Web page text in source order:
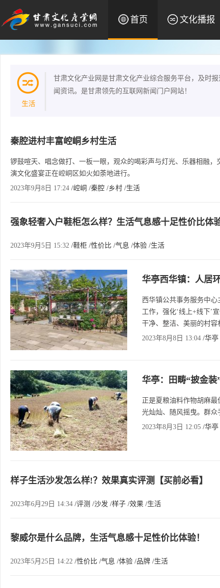
首页 文化播报
生活
甘肃文化产业网是甘肃文化产业综合服务平台，及时
闻资讯。是甘肃领先的互联网新闻门户网站！
秦腔进村丰富崆峒乡村生活
锣鼓喧天、唱念做打、一板一眼，观众的喝彩声与灯光、乐器相融
演文化盛宴正在崆峒区如火如荼地进行。
2023年9月8日 17:24 /崆峒 /秦腔 /乡村 /生活
强象轻奢入户鞋柜怎么样？生活气息感十足性价比体
2023年9月5日 15:32 /鞋柜 /性价比 /气息 /体验 /生活
华亭西华镇：人居
西华镇公共事务服务中
工作，强化‘线上+线下’
干净、整洁、美丽的村容
2023年8月8日 13:04 /华亭
华亭：田畴“披金装
正是夏粮油料作物胡麻
光灿灿、随风摇曳。群
2023年8月3日 12:05 /华亭
样子生活沙发怎么样!？效果真实评测【买前必看】
2023年6月29日 14:34 /评测 /沙发 /样子 /效果 /生活
黎威尔是什么品牌，生活气息感十足性价比体验！
2023年5月25日 14:22 /性价比 /气息 /体验 /品牌 /生活